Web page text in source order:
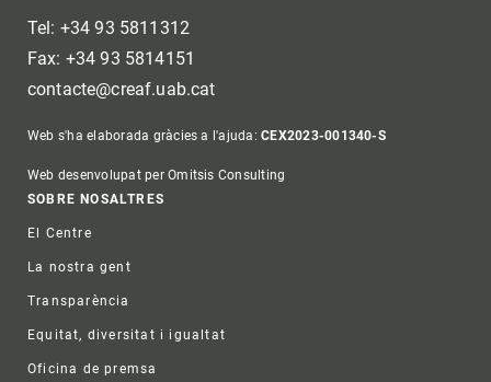
Tel: +34 93 5811312
Fax: +34 93 5814151
contacte@creaf.uab.cat
Web s'ha elaborada gràcies a l'ajuda:CEX2023-001340-S
Web desenvolupat per Omitsis Consulting
Footer
SOBRE NOSALTRES
El Centre
La nostra gent
Transparència
Equitat, diversitat i igualtat
Oficina de premsa